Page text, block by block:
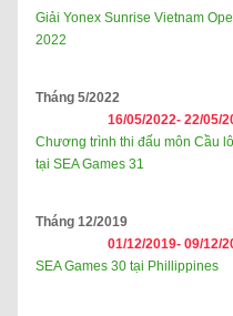
Giải Yonex Sunrise Vietnam
2022
Tháng 5/2022
16/05/2022- 22/05/
Chương trình thi đấu môn Cầu
tại SEA Games 31
Tháng 12/2019
01/12/2019- 09/12/
SEA Games 30 tại Phillippines